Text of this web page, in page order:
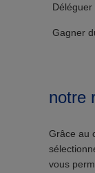
Déléguer
Gagner
notre
Grâce au
vous